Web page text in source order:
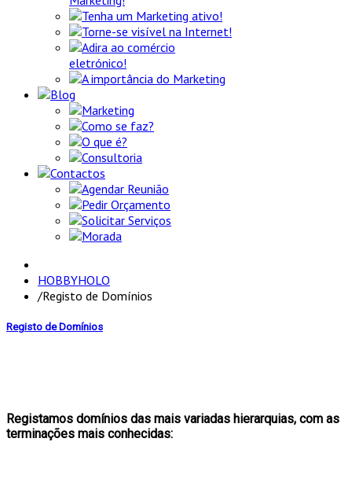
Tenha um Marketing ativo!
Torne-se visível na Internet!
Adira ao comércio
eletrónico!
A importância do Marketing
Blog
Marketing
Como se faz?
O que é?
Consultoria
Contactos
Agendar Reunião
Pedir Orçamento
Solicitar Serviços
Morada
HOBBYHOLO
/Registo de Domínios
Registo de Domínios
Registamos domínios das mais variadas hierarquias, com as
terminações mais conhecidas: